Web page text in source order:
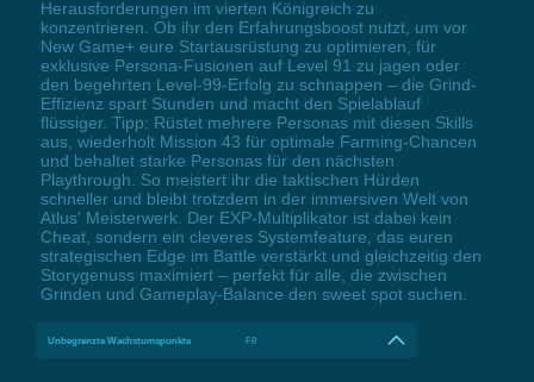
Herausforderungen im vierten Königreich zu
konzentrieren. Ob ihr den Erfahrungsboost nutzt, um vor
New Game+ eure Startausrüstung zu optimieren, für
exklusive Persona-Fusionen auf Level 91 zu jagen oder
den begehrten Level-99-Erfolg zu schnappen – die Grind-
Effizienz spart Stunden und macht den Spielablauf
flüssiger. Tipp: Rüstet mehrere Personas mit diesen Skills
aus, wiederholt Mission 43 für optimale Farming-Chancen
und behaltet starke Personas für den nächsten
Playthrough. So meistert ihr die taktischen Hürden
schneller und bleibt trotzdem in der immersiven Welt von
Atlus' Meisterwerk. Der EXP-Multiplikator ist dabei kein
Cheat, sondern ein cleveres Systemfeature, das euren
strategischen Edge im Battle verstärkt und gleichzeitig den
Storygenuss maximiert – perfekt für alle, die zwischen
Grinden und Gameplay-Balance den sweet spot suchen.
Unbegrenzte Wachstumspunkte F8